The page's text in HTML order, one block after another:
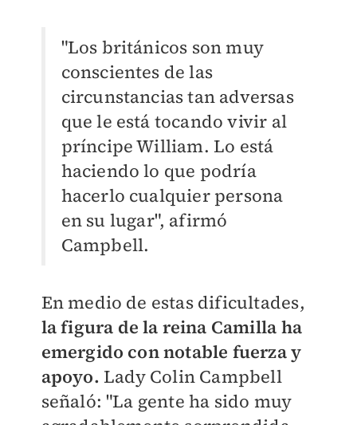
"Los británicos son muy
conscientes de las
circunstancias tan adversas
que le está tocando vivir al
príncipe William. Lo está
haciendo lo que podría
hacerlo cualquier persona
en su lugar", afirmó
Campbell.
En medio de estas dificultades,
la figura de la reina Camilla ha
emergido con notable fuerza y
apoyo. Lady Colin Campbell
señaló: "La gente ha sido muy